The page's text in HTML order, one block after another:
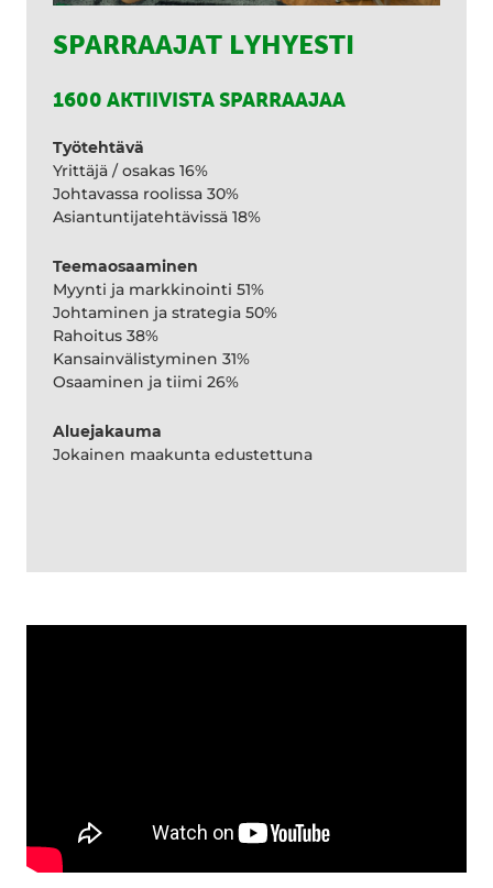
SPARRAAJAT LYHYESTI
1600 AKTIIVISTA SPARRAAJAA
Työtehtävä
Yrittäjä / osakas 16%
Johtavassa roolissa 30%
Asiantuntijatehtävissä 18%
Teemaosaaminen
Myynti ja markkinointi 51%
Johtaminen ja strategia 50%
Rahoitus 38%
Kansainvälistyminen 31%
Osaaminen ja tiimi 26%
Aluejakauma
Jokainen maakunta edustettuna